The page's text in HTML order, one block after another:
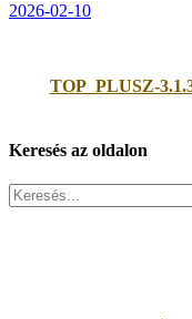
2026-02-10
TOP_PLUSZ-
Keresés az oldalon
Search
for: